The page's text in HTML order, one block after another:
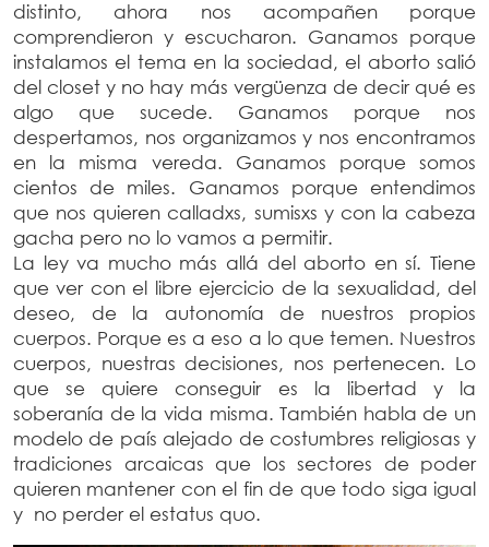
distinto, ahora nos acompañen porque
comprendieron y escucharon. Ganamos porque
instalamos el tema en la sociedad, el aborto salió
del closet y no hay más vergüenza de decir qué es
algo que sucede. Ganamos porque nos
despertamos, nos organizamos y nos encontramos
en la misma vereda. Ganamos porque somos
cientos de miles. Ganamos porque entendimos
que nos quieren calladxs, sumisxs y con la cabeza
gacha pero no lo vamos a permitir.
La ley va mucho más allá del aborto en sí. Tiene
que ver con el libre ejercicio de la sexualidad, del
deseo, de la autonomía de nuestros propios
cuerpos. Porque es a eso a lo que temen. Nuestros
cuerpos, nuestras decisiones, nos pertenecen. Lo
que se quiere conseguir es la libertad y la
soberanía de la vida misma. También habla de un
modelo de país alejado de costumbres religiosas y
tradiciones arcaicas que los sectores de poder
quieren mantener con el fin de que todo siga igual
y no perder el estatus quo.